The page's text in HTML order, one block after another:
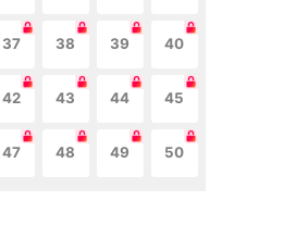
37 38 39 40
42 43 44 45
47 48 49 50